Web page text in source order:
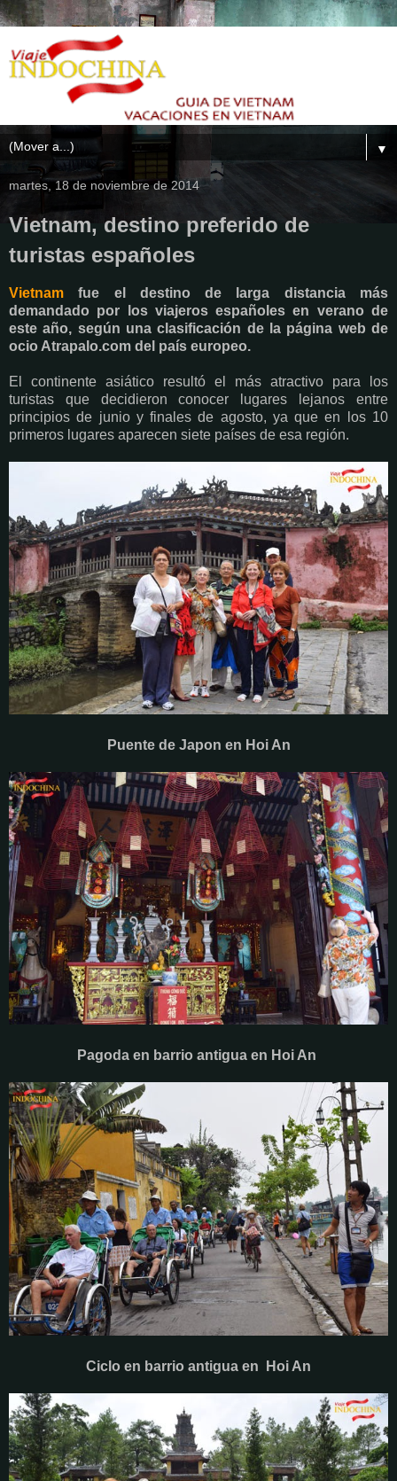
▼
martes, 18 de noviembre de 2014
Vietnam, destino preferido de
turistas españoles
Vietnam fue el destino de larga distancia más
demandado por los viajeros españoles en verano de
este año, según una clasificación de la página web de
ocio Atrapalo.com del país europeo.
El continente asiático resultó el más atractivo para los
turistas que decidieron conocer lugares lejanos entre
principios de junio y finales de agosto, ya que en los 10
primeros lugares aparecen siete países de esa región.
Puente de Japon en Hoi An
Pagoda en barrio antigua en Hoi An
Ciclo en barrio antigua en Hoi An